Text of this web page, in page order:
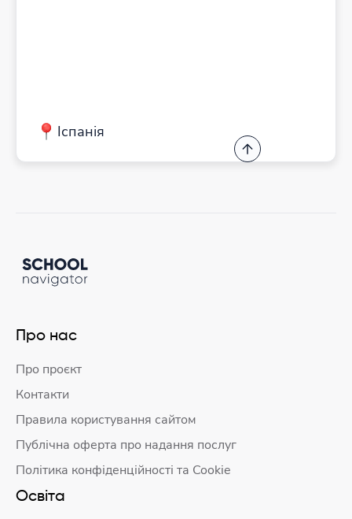
Іспанія
Про нас
Про проєкт
Контакти
Правила користування сайтом
Публічна оферта про надання послуг
Політика конфіденційності та Cookie
Освіта